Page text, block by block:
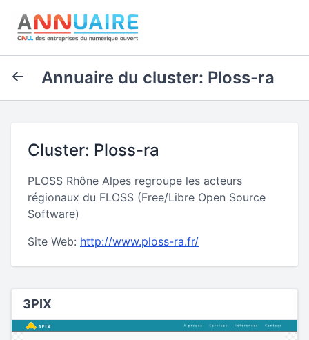
Annuaire du cluster: Ploss-ra
Cluster: Ploss-ra
PLOSS Rhône Alpes regroupe les acteurs
régionaux du FLOSS (Free/Libre Open Source
Software)
Site Web: http://www.ploss-ra.fr/
3PIX